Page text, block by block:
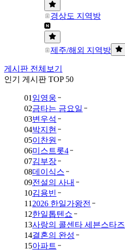
경상도 지역방
제주/해외 지역방
게시판 전체보기
인기 게시판 TOP 50
01 임영웅
02금타는 금요일
03변우석
04박지현
05이찬원
06미스트롯4
07김부장
08데이식스
09전설의 사내
10김용빈
11 2026 한일가왕전
12한일톱텐쇼
13사랑의 콜센타 세븐스타즈
14결혼의 완성
15아파트